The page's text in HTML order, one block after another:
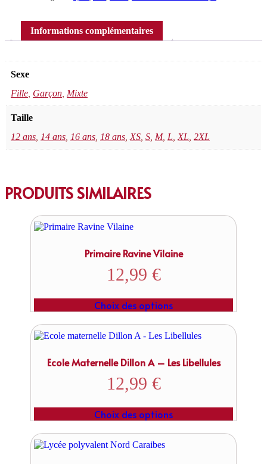
Informations complémentaires
Sexe
Fille Garçon Mixte
Taille
12 ans 14 ans 16 ans 18 ans XS S M, L XL 2XL
PRODUITS SIMILAIRES
Primaire Ravine Vilaine
12,99 €
Choix des options
Ecole Maternelle Dillon A – Les Libellules
12,99 €
Choix des options